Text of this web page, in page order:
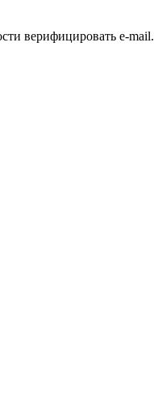
верифицировать e-mail.